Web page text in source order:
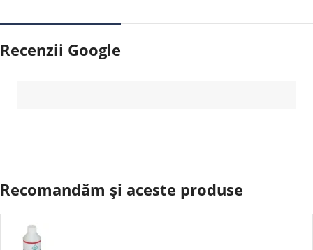
Recenzii Google
Recomandăm și aceste produse